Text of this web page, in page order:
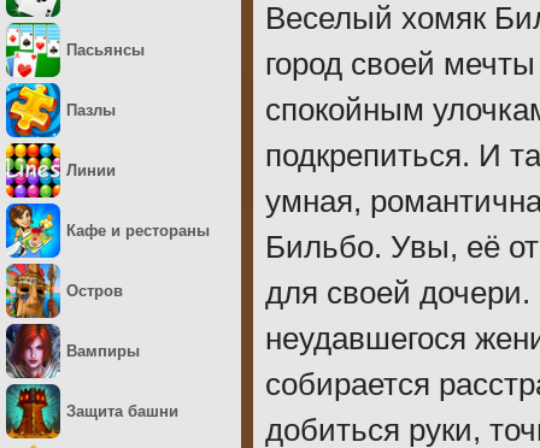
Веселый хомяк
город своей
спокойным
подкрепиться. И
умная,
Бильбо. Увы, её
для своей дочери.
неудавшегося
собирается
добиться руки,
Пасьянсы
Пазлы
Линии
Кафе и рестораны
Остров
Вампиры
Защита башни